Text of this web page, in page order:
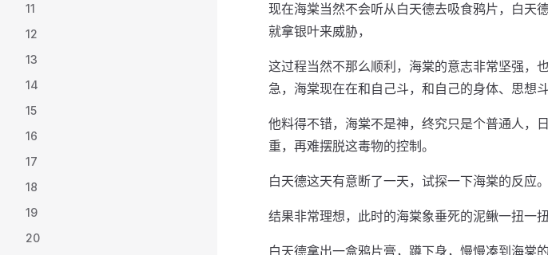
11
12
13
14
15
16
17
18
19
20
现在海棠当然不会听从白天德去吸食鸦片，白天
就拿银叶来威胁，
这过程当然不那么顺利，海棠的意志非常坚强，
急，海棠现在在和自己斗，和自己的身体、思想
他料得不错，海棠不是神，终究只是个普通人，
重，再难摆脱这毒物的控制。
白天德这天有意断了一天，试探一下海棠的反应。
结果非常理想，此时的海棠象垂死的泥鳅一扭一
白天德拿出一盒鸦片膏，蹲下身，慢慢凑到海棠的